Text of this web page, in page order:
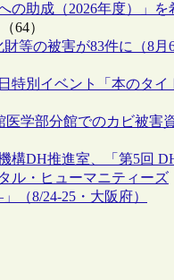
の助成（2026年度）」を
（64）
等の被害が83件に（8月
特別イベント「本のタイ
医学部分館でのカビ被害
構DH推進室、「第5回
ル・ヒューマニティーズ
（8/24-25・大阪府）